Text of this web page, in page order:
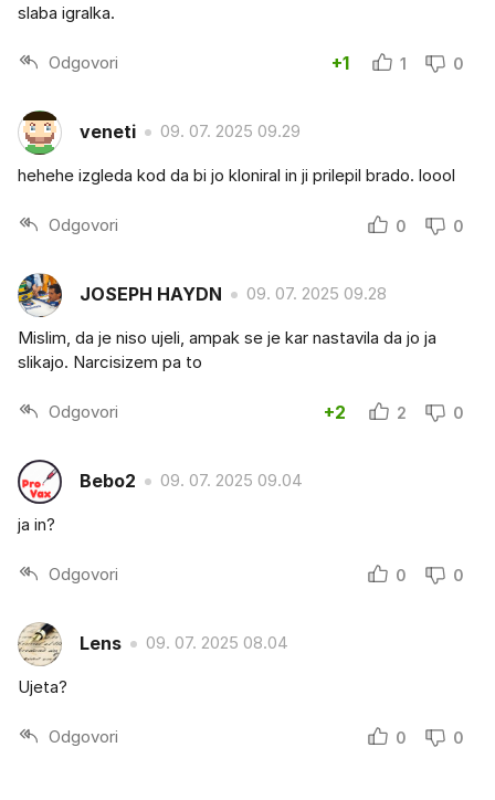
slaba igralka.
Odgovori +1 1 0
veneti 09. 07. 2025 09.29
hehehe izgleda kod da bi jo kloniral in ji prilepil brado. loool
Odgovori 0 0
JOSEPH HAYDN 09. 07. 2025 09.28
Mislim, da je niso ujeli, ampak se je kar nastavila da jo ja
slikajo. Narcisizem pa to
Odgovori +2 2 0
Bebo2 09. 07. 2025 09.04
ja in?
Odgovori 0 0
Lens 09. 07. 2025 08.04
Ujeta?
Odgovori 0 0